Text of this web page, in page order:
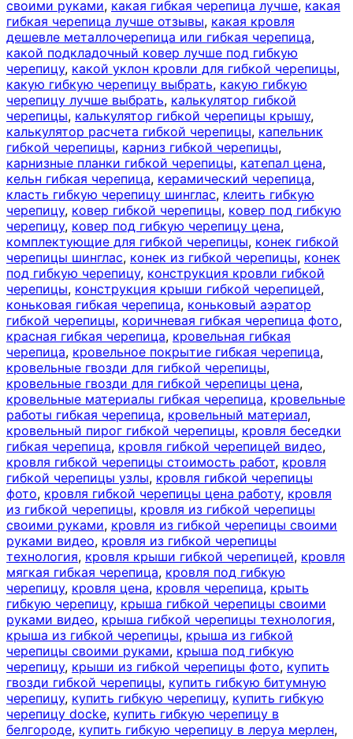
своими руками, какая гибкая черепица лучше, какая
гибкая черепица лучше отзывы, какая кровля
дешевле металлочерепица или гибкая черепица,
какой подкладочный ковер лучше под гибкую
черепицу, какой уклон кровли для гибкой черепицы,
какую гибкую черепицу выбрать, какую гибкую
черепицу лучше выбрать, калькулятор гибкой
черепицы, калькулятор гибкой черепицы крышу,
калькулятор расчета гибкой черепицы, капельник
гибкой черепицы, карниз гибкой черепицы,
карнизные планки гибкой черепицы, катепал цена,
кельн гибкая черепица, керамический черепица,
класть гибкую черепицу шинглас, клеить гибкую
черепицу, ковер гибкой черепицы, ковер под гибкую
черепицу, ковер под гибкую черепицу цена,
комплектующие для гибкой черепицы, конек гибкой
черепицы шинглас, конек из гибкой черепицы, конек
под гибкую черепицу, конструкция кровли гибкой
черепицы, конструкция крыши гибкой черепицей,
коньковая гибкая черепица, коньковый аэратор
гибкой черепицы, коричневая гибкая черепица фото,
красная гибкая черепица, кровельная гибкая
черепица, кровельное покрытие гибкая черепица,
кровельные гвозди для гибкой черепицы,
кровельные гвозди для гибкой черепицы цена,
кровельные материалы гибкая черепица, кровельные
работы гибкая черепица, кровельный материал,
кровельный пирог гибкой черепицы, кровля беседки
гибкая черепица, кровля гибкой черепицей видео,
кровля гибкой черепицы стоимость работ, кровля
гибкой черепицы узлы, кровля гибкой черепицы
фото, кровля гибкой черепицы цена работу, кровля
из гибкой черепицы, кровля из гибкой черепицы
своими руками, кровля из гибкой черепицы своими
руками видео, кровля из гибкой черепицы
технология, кровля крыши гибкой черепицей, кровля
мягкая гибкая черепица, кровля под гибкую
черепицу, кровля цена, кровля черепица, крыть
гибкую черепицу, крыша гибкой черепицы своими
руками видео, крыша гибкой черепицы технология,
крыша из гибкой черепицы, крыша из гибкой
черепицы своими руками, крыша под гибкую
черепицу, крыши из гибкой черепицы фото, купить
гвозди гибкой черепицы, купить гибкую битумную
черепицу, купить гибкую черепицу, купить гибкую
черепицу docke, купить гибкую черепицу в
белгороде, купить гибкую черепицу в леруа мерлен,